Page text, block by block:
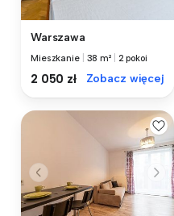
Warszawa
Mieszkanie 38 m² 2 pokoi
2 050 zł Zobacz więcej